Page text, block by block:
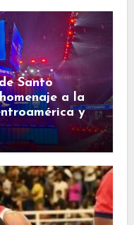
Santo
a la
y